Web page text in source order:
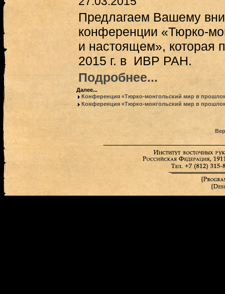
Предлагаем Вашему
конференции «Тюрко-
и настоящем»,
2015 г. в ИВР РАН.
Подробнее...
Далее...
Конференция «Тюрко-монгольский мир в
Конференция «Тюрко-монгольский мир в